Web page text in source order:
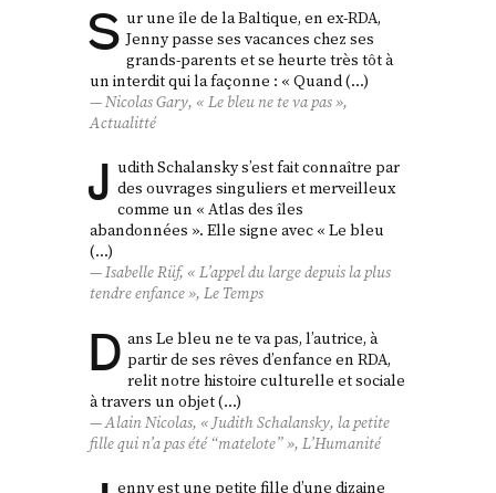
S ur une île de la Baltique, en ex-RDA,
Jenny passe ses vacances chez ses
grands-parents et se heurte très tôt à
un interdit qui la façonne : « Quand (…)
Nicolas Gary, « Le bleu ne te va pas »,
Actualitté
J udith Schalansky s’est fait connaître par
des ouvrages singuliers et merveilleux
comme un « Atlas des îles
abandonnées ». Elle signe avec « Le bleu
(…)
Isabelle Rüf, « L’appel du large depuis la plus
tendre enfance »,Le Temps
D ans Le bleu ne te va pas, l’autrice, à
partir de ses rêves d’enfance en RDA,
relit notre histoire culturelle et sociale
à travers un objet (…)
Alain Nicolas, « Judith Schalansky, la petite
fille qui n’a pas été “matelote” »,L’Humanité
enny est une petite fille d’une dizaine